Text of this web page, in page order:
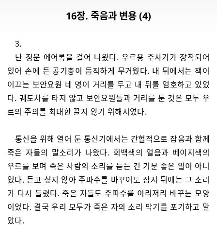
16장. 죽음과 변용 (4)
3.
난 정문 에어록을 걸어 나왔다. 우르용 주사기가 장착되어
있어 손에 든 공기총이 듬직하게 무거웠다. 내 뒤에서는 잭이
이끄는 보안요원 네 명이 거리를 두고 내 뒤를 엄호하고 있었
다. 궤도차를 타지 않고 보안요원들과 거리를 둔 것은 모두 우
르의 주의를 최대한 끌지 않기 위해서였다.
통신을 위해 열어 둔 통신기에서는 간헐적으로 잡음과 함께
죽은 자들의 말소리가 나왔다. 회백색의 얼음과 베이지색의
우르를 보며 죽은 사람의 소리를 듣는 건 기분 좋은 일이 아니
었다. 듣고 싶지 않아 주파수를 바꾸어도 잠시 뒤에는 그 소리
가 다시 들렸다. 죽은 자들도 주파수를 이리저리 바꾸는 모양
이었다. 결국 우리 모두가 죽은 자의 소리 막기를 포기하고 말
았다.